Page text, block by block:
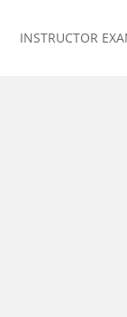
INSTRUCTOR